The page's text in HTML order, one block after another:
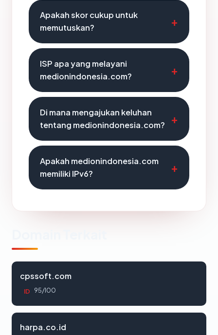
Apakah skor cukup untuk
memutuskan?
ISP apa yang melayani
medionindonesia.com?
Di mana mengajukan keluhan
tentang medionindonesia.com?
Apakah medionindonesia.com
memiliki IPv6?
cpssoft.com
ID 95/100
harpa.co.id